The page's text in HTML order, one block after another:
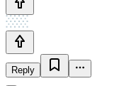
Reply